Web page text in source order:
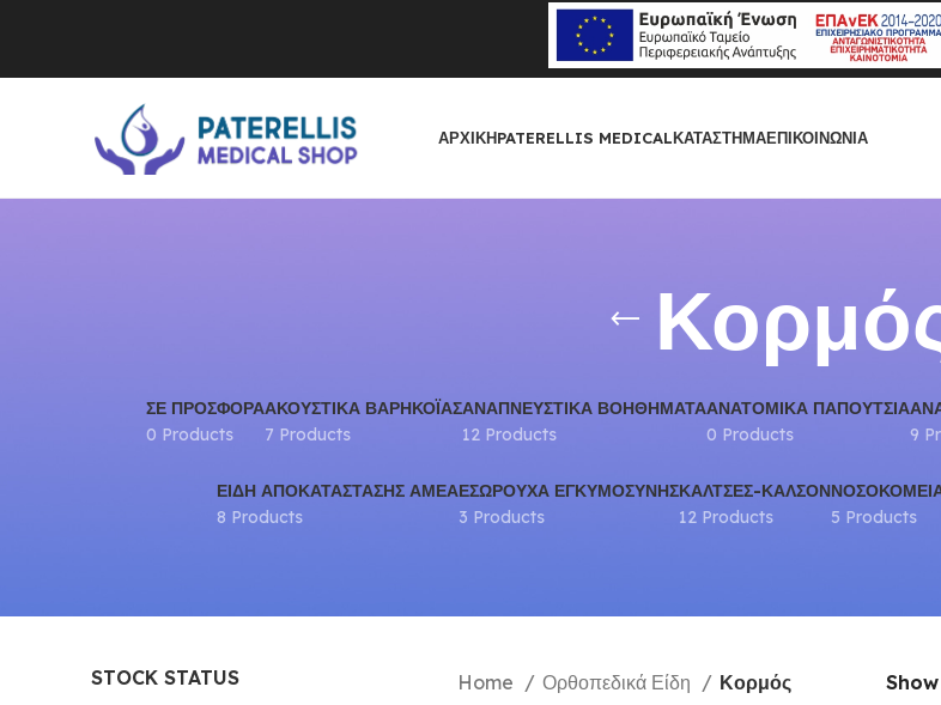
ΑΡΧΙΚΉPATERELLIS MEDICALΚΑΤΆΣΤΗΜΑΕΠΙΚΟΙΝΩΝΊΑ
ΣΕ ΠΡΟΣΦΟΡΆ
0 Products
ΑΚΟΥΣΤΙΚΆ ΒΑΡΗΚΟΪ́ΑΣ
7 Products
ΑΝΑΠΝΕΥΣΤΙΚΆ ΒΟΗΘΉΜΑΤΑ
12 Products
ΑΝΑΤΟΜΙΚΆ ΠΑΠΟΎΤΣΙΑ
0 Products
9
ΕΊΔΗ ΑΠΟΚΑΤΆΣΤΑΣΗΣ ΑΜΕΑ
8 Products
ΕΣΏΡΟΥΧΑ ΕΓΚΥΜΟΣΎΝΗΣ
3 Products
ΚΆΛΤΣΕΣ-ΚΑΛΣΌΝ
12 Products
5 Products
STOCK STATUS Home Ορθοπεδικά Είδη Κορμός Show